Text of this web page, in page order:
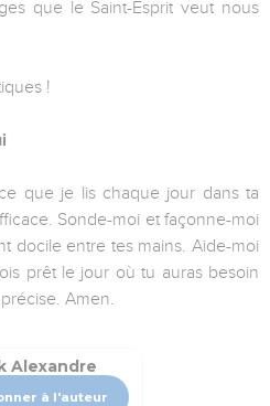
que le Saint-Esprit veut nous
!
que je lis chaque jour dans ta
Sonde-moi et façonne-moi
docile entre tes mains. Aide-moi
prêt le jour où tu auras besoin
Amen.
Alexandre
à l'auteur